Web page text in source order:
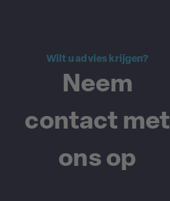
Wilt u advies krijgen?
Neem
contact met
ons op